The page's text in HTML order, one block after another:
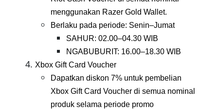
menggunakan Razer Gold Wallet.
Berlaku pada periode: Senin–Jumat
SAHUR: 02.00–04.30 WIB
NGABUBURIT: 16.00–18.30 WIB
Xbox Gift Card Voucher
Dapatkan diskon 7% untuk pembelian
Xbox Gift Card Voucher di semua nominal
produk selama periode promo